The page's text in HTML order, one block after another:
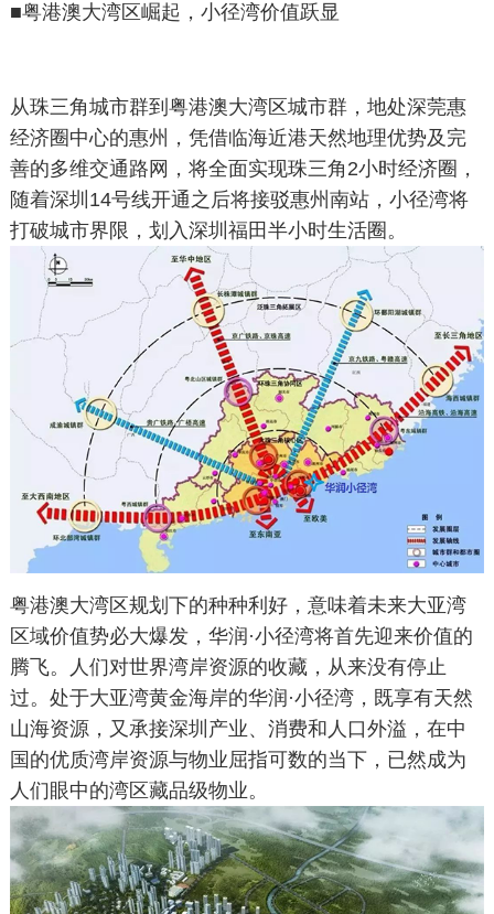
■粤港澳大湾区崛起，小径湾价值跃显
从珠三角城市群到粤港澳大湾区城市群，地处深莞惠
经济圈中心的惠州，凭借临海近港天然地理优势及完
善的多维交通路网，将全面实现珠三角2小时经济圈，
随着深圳14号线开通之后将接驳惠州南站，小径湾将
打破城市界限，划入深圳福田半小时生活圈。
粤港澳大湾区规划下的种种利好，意味着未来大亚湾
区域价值势必大爆发，华润·小径湾将首先迎来价值的
腾飞。人们对世界湾岸资源的收藏，从来没有停止
过。处于大亚湾黄金海岸的华润·小径湾，既享有天然
山海资源，又承接深圳产业、消费和人口外溢，在中
国的优质湾岸资源与物业屈指可数的当下，已然成为
人们眼中的湾区藏品级物业。